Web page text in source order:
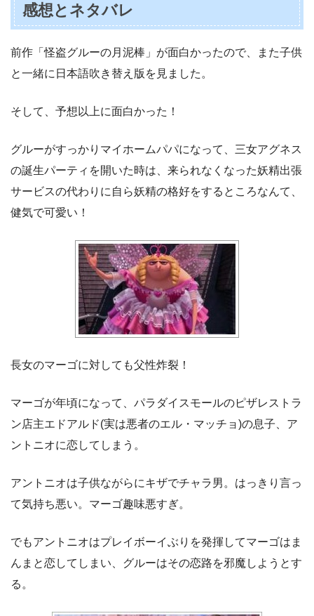
感想とネタバレ
前作「怪盗グルーの月泥棒」が面白かったので、また子供
と一緒に日本語吹き替え版を見ました。
そして、予想以上に面白かった！
グルーがすっかりマイホームパパになって、三女アグネス
の誕生パーティを開いた時は、来られなくなった妖精出張
サービスの代わりに自ら妖精の格好をするところなんて、
健気で可愛い！
長女のマーゴに対しても父性炸裂！
マーゴが年頃になって、パラダイスモールのピザレストラ
ン店主エドアルド(実は悪者のエル・マッチョ)の息子、ア
ントニオに恋してしまう。
アントニオは子供ながらにキザでチャラ男。はっきり言っ
て気持ち悪い。マーゴ趣味悪すぎ。
でもアントニオはプレイボーイぶりを発揮してマーゴはま
んまと恋してしまい、グルーはその恋路を邪魔しようとす
る。